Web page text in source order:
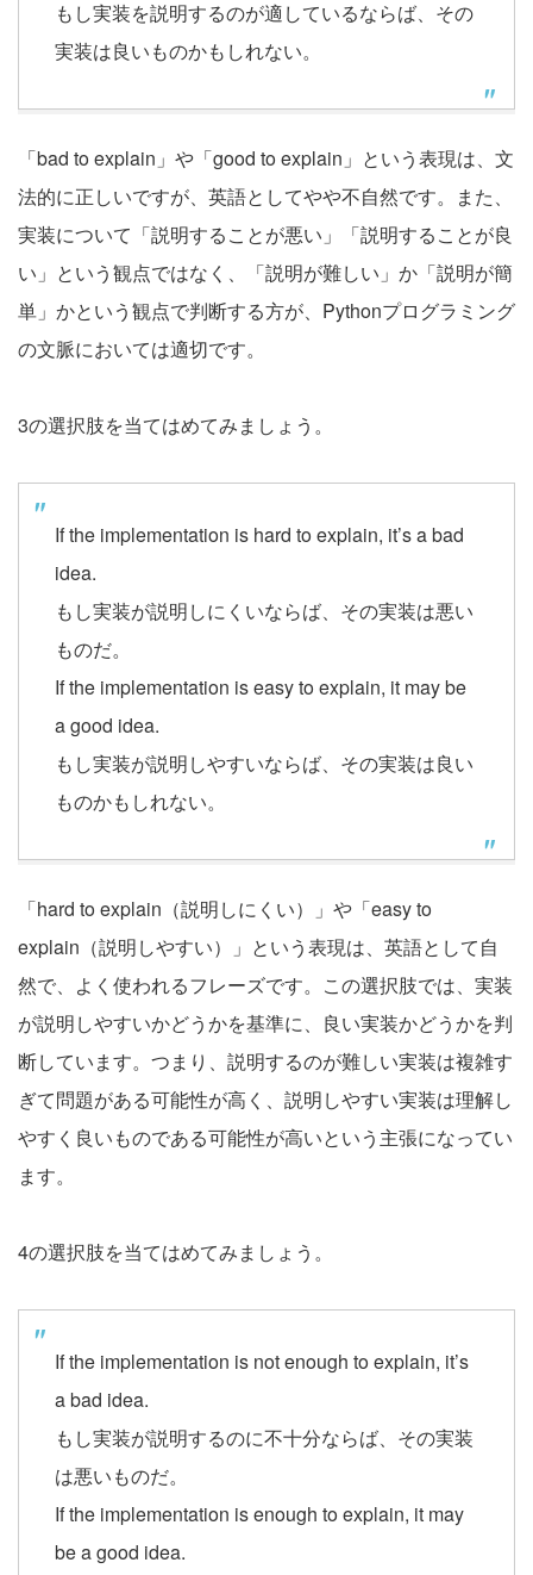
もし実装を説明するのが適しているならば、その
実装は良いものかもしれない。
「bad to explain」や「good to explain」という表現は、文
法的に正しいですが、英語としてやや不自然です。また、
実装について「説明することが悪い」「説明することが良
い」という観点ではなく、「説明が難しい」か「説明が簡
単」かという観点で判断する方が、Pythonプログラミング
の文脈においては適切です。
3の選択肢を当てはめてみましょう。
If the implementation is hard to explain, it’s a bad
idea.
もし実装が説明しにくいならば、その実装は悪い
ものだ。
If the implementation is easy to explain, it may be
a good idea.
もし実装が説明しやすいならば、その実装は良い
ものかもしれない。
「hard to explain（説明しにくい）」や「easy to
explain（説明しやすい）」という表現は、英語として自
然で、よく使われるフレーズです。この選択肢では、実装
が説明しやすいかどうかを基準に、良い実装かどうかを判
断しています。つまり、説明するのが難しい実装は複雑す
ぎて問題がある可能性が高く、説明しやすい実装は理解し
やすく良いものである可能性が高いという主張になってい
ます。
4の選択肢を当てはめてみましょう。
If the implementation is not enough to explain, it’s
a bad idea.
もし実装が説明するのに不十分ならば、その実装
は悪いものだ。
If the implementation is enough to explain, it may
be a good idea.